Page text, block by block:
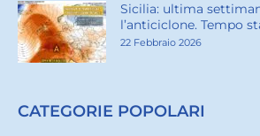
Sicilia: ultima
l’anticiclone. Tempo
22 Febbraio 2026
CATEGORIE POPOLARI